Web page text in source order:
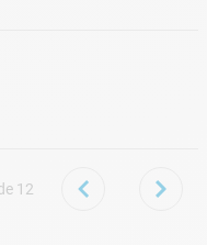
piscine sel OK.
12